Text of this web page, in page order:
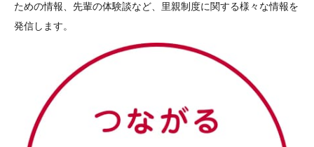
ための情報、先輩の体験談など、里親制度に関する様々な情報を
発信します。